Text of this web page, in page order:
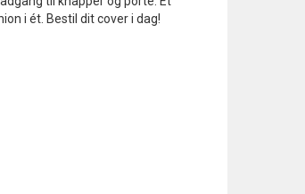
i ét. Bestil dit cover i dag!